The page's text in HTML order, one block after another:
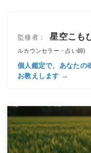
監修者： 星空こも
ルカウンセラー・占い師)
個人鑑定で、あなたの
お教えします →